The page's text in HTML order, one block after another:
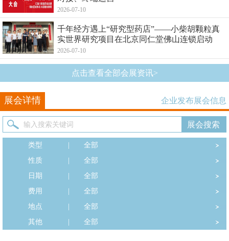
2026-07-10
千年经方遇上“研究型药店”——小柴胡颗粒真
实世界研究项目在北京同仁堂佛山连锁启动
2026-07-10
点击查看全部会展资讯>
展会详情 企业发布展会信息
类型
全部
性质
全部
日期
全部
费用
全部
地点
全部
其他
全部